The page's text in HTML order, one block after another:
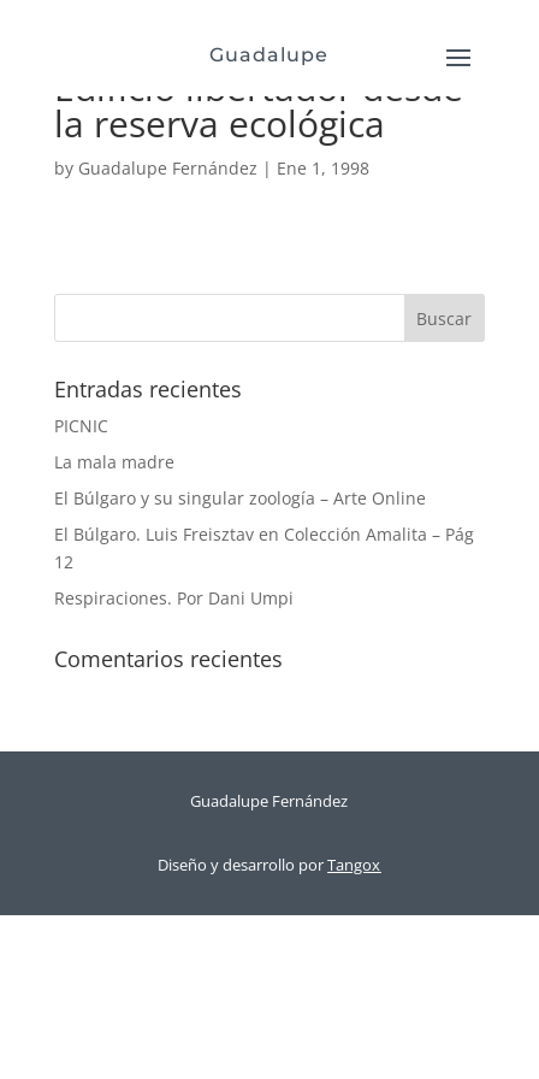
Guadalupe
Edificio libertador desde
la reserva ecológica
by Guadalupe Fernández | Ene 1, 1998
Entradas recientes
PICNIC
La mala madre
El Búlgaro y su singular zoología – Arte Online
El Búlgaro. Luis Freisztav en Colección Amalita – Pág
12
Respiraciones. Por Dani Umpi
Comentarios recientes
Guadalupe Fernández
Diseño y desarrollo porTangox